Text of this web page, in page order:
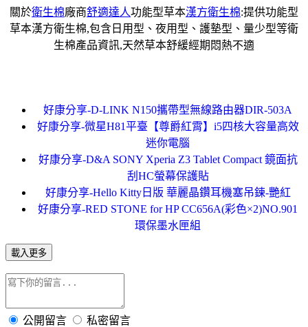
關於衛生棉廠商舒適達人功能型草本漢方衛生棉:提供功能型
草本漢方衛生棉,包含日用型、夜用型、護墊型、量少型等衛
生棉產品資訊,天然草本舒緩經期悶熱不適
好康分享-D-LINK N150攜帶型無線路由器DIR-503A
好康分享-微星H81平臺【尊爵紅霄】i5四核大容量高效
迷你電腦
好康分享-D&A SONY Xperia Z3 Tablet Compact 鏡面抗
刮HC螢幕保護貼
好康分享-Hello Kitty日版 華麗晶鑽耳機塞吊鍊-艷紅
好康分享-RED STONE for HP CC656A(彩色×2)NO.901
環保墨水匣組
載入更多
公開留言 私密留言